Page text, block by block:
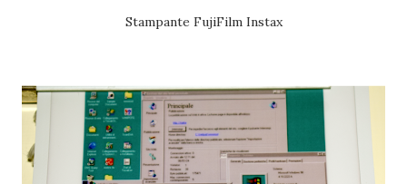
Stampante FujiFilm Instax